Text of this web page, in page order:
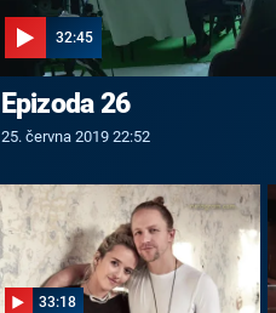
32:45
Epizoda 26
25. června 2019 22:52
33:18